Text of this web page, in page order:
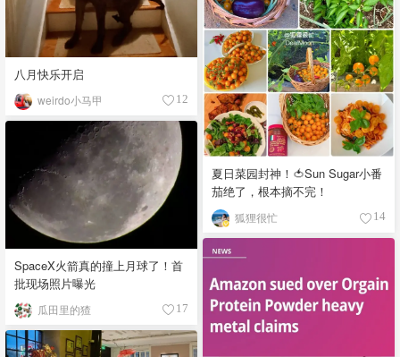
八月快乐开启
weirdo小马甲 12
夏日菜园封神！🍅Sun Sugar小番
茄绝了，根本摘不完！
狐狸很忙 14
SpaceX火箭真的撞上月球了！首
批现场照片曝光
瓜田里的猹 17